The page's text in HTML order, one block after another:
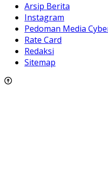
Arsip Berita
Instagram
Pedoman Media
Rate Card
Redaksi
Sitemap